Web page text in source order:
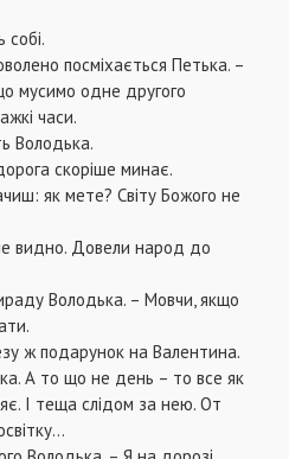
собі.
посміхається Петька. –
мусимо одне другого
часи.
Володька.
скоріше минає.
як мете? Світу Божого не
видно. Довели народ до
Володька. – Мовчи, якщо
ж подарунок на Валентина.
А то що не день – то все як
І теща слідом за нею. От